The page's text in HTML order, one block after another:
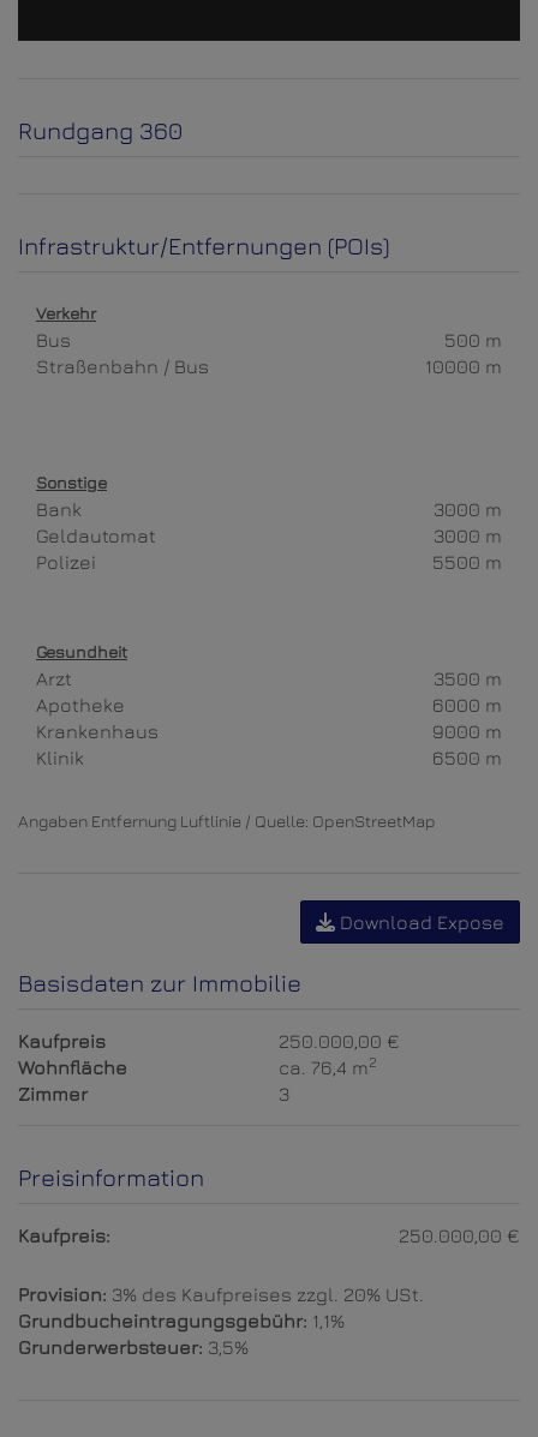
Rundgang 360
Infrastruktur/Entfernungen (POIs)
Verkehr
Bus
500 m
Straßenbahn / Bus
10000 m
Sonstige
Bank
3000 m
Geldautomat
3000 m
Polizei
5500 m
Gesundheit
Arzt
3500 m
Apotheke
6000 m
Krankenhaus
9000 m
Klinik
6500 m
Angaben Entfernung Luftlinie / Quelle: OpenStreetMap
Download Expose
Basisdaten zur Immobilie
Kaufpreis
250.000,00 €
Wohnfläche
ca. 76,4 m2
Zimmer 3
Preisinformation
Kaufpreis: 250.000,00 €
Provision: 3% des Kaufpreises zzgl. 20% USt.
Grundbucheintragungsgebühr: 1,1%
Grunderwerbsteuer: 3,5%